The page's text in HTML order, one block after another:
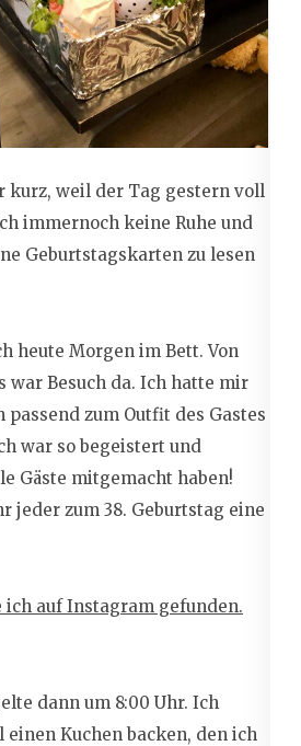
kurz, weil der Tag gestern voll
immernoch keine Ruhe und
Geburtstagskarten zu lesen
heute Morgen im Bett. Von
war Besuch da. Ich hatte mir
passend zum Outfit des Gastes
war so begeistert und
Gäste mitgemacht haben!
jeder zum 38. Geburtstag eine
ich auf Instagram gefunden.
dann um 8:00 Uhr. Ich
Kuchen backen, den ich